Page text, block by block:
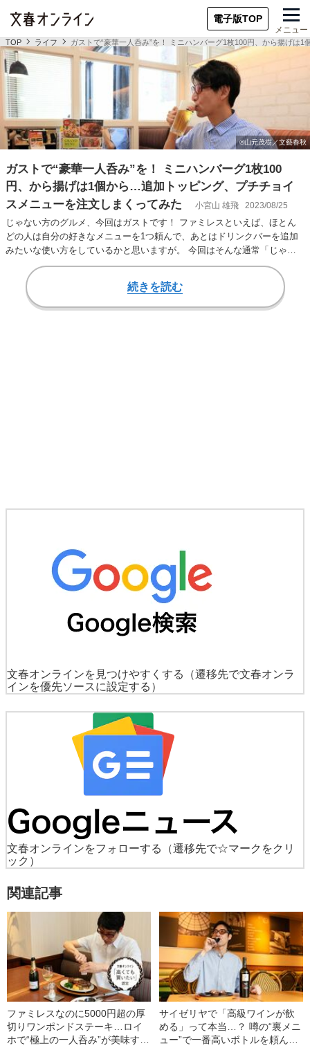
電子版TOP
メニュー
TOP ライフ ガストで“豪華一人呑み”を！ ミニハンバーグ1枚100円、から揚げ
ガストで“豪華一人呑み”を！ ミニハンバーグ1枚100
円、から揚げは1個から…追加トッピング、プチチョイ
スメニューを注文しまくってみた
小宮山 雄飛 2023/08/25
じゃない方のグルメ、今回はガストです！ ファミレスといえば、ほとん
どの人は自分の好きなメニューを1つ頼んで、あとはドリンクバーを追加
みたいな使い方をしているかと思いますが。 今回はそんな通常「じゃな
い方」の頼み方で…
続きを読む
文春オンラインを見つけやすくする
（遷移先で文春オンラ
インを優先ソースに設定する）
文春オンラインをフォローする
（遷移先で☆マークをクリ
ック）
関連記事
ファミレスなのに5000円超の厚
切りワンポンドステーキ…ロイ
ホで“極上の一人呑み”が美味すぎ
サイゼリヤで「高級ワインが飲
める」って本当…？ 噂の“裏メニ
ュー”で一番高いボトルを頼んで